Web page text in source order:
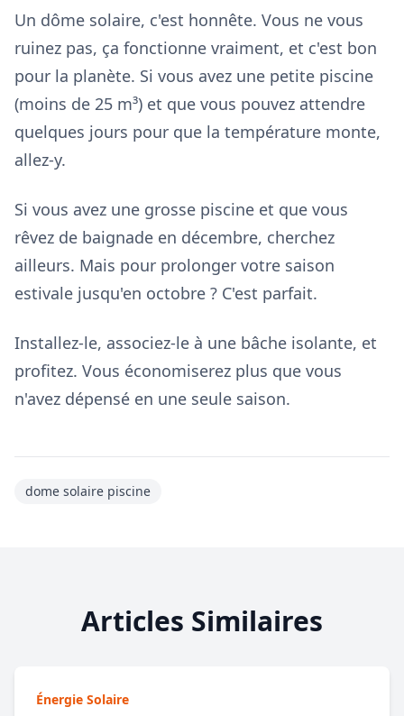
Un dôme solaire, c'est honnête. Vous ne vous
ruinez pas, ça fonctionne vraiment, et c'est bon
pour la planète. Si vous avez une petite piscine
(moins de 25 m³) et que vous pouvez attendre
quelques jours pour que la température monte,
allez-y.
Si vous avez une grosse piscine et que vous
rêvez de baignade en décembre, cherchez
ailleurs. Mais pour prolonger votre saison
estivale jusqu'en octobre ? C'est parfait.
Installez-le, associez-le à une bâche isolante, et
profitez. Vous économiserez plus que vous
n'avez dépensé en une seule saison.
dome solaire piscine
Articles Similaires
Énergie Solaire